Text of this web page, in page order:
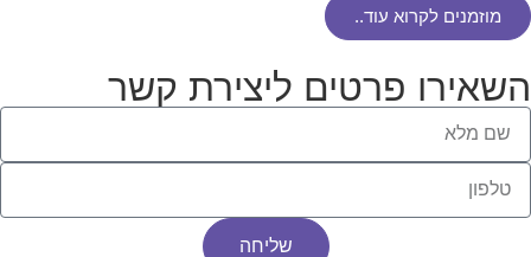
מוזמנים לקרוא עוד..
השאירו פרטים ליצירת קשר
שליחה